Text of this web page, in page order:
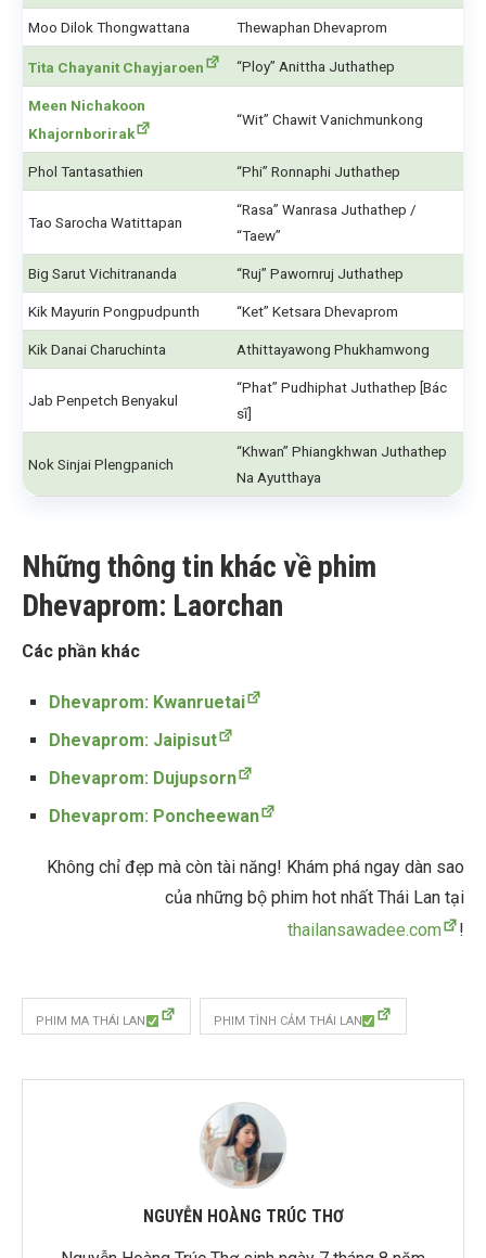
Moo Dilok Thongwattana Thewaphan Dhevaprom
Tita Chayanit Chayjaroen “Ploy” Anittha Juthathep
Meen Nichakoon
Khajornborirak
“Wit” Chawit Vanichmunkong
Phol Tantasathien “Phi” Ronnaphi Juthathep
Tao Sarocha Watittapan
“Rasa” Wanrasa Juthathep /
“Taew”
Big Sarut Vichitrananda “Ruj” Pawornruj Juthathep
Kik Mayurin Pongpudpunth “Ket” Ketsara Dhevaprom
Kik Danai Charuchinta Athittayawong Phukhamwong
Jab Penpetch Benyakul
“Phat” Pudhiphat Juthathep [Bác
sĩ]
Nok Sinjai Plengpanich
“Khwan” Phiangkhwan Juthathep
Na Ayutthaya
Những thông tin khác về phim
Dhevaprom: Laorchan
Các phần khác
Dhevaprom: Kwanruetai
Dhevaprom: Jaipisut
Dhevaprom: Dujupsorn
Dhevaprom: Poncheewan
Không chỉ đẹp mà còn tài năng! Khám phá ngay dàn sao
của những bộ phim hot nhất Thái Lan tại
thailansawadee.com
!
PHIM MA THÁI LAN PHIM TÌNH CẢM THÁI LAN
NGUYỄN HOÀNG TRÚC THƠ